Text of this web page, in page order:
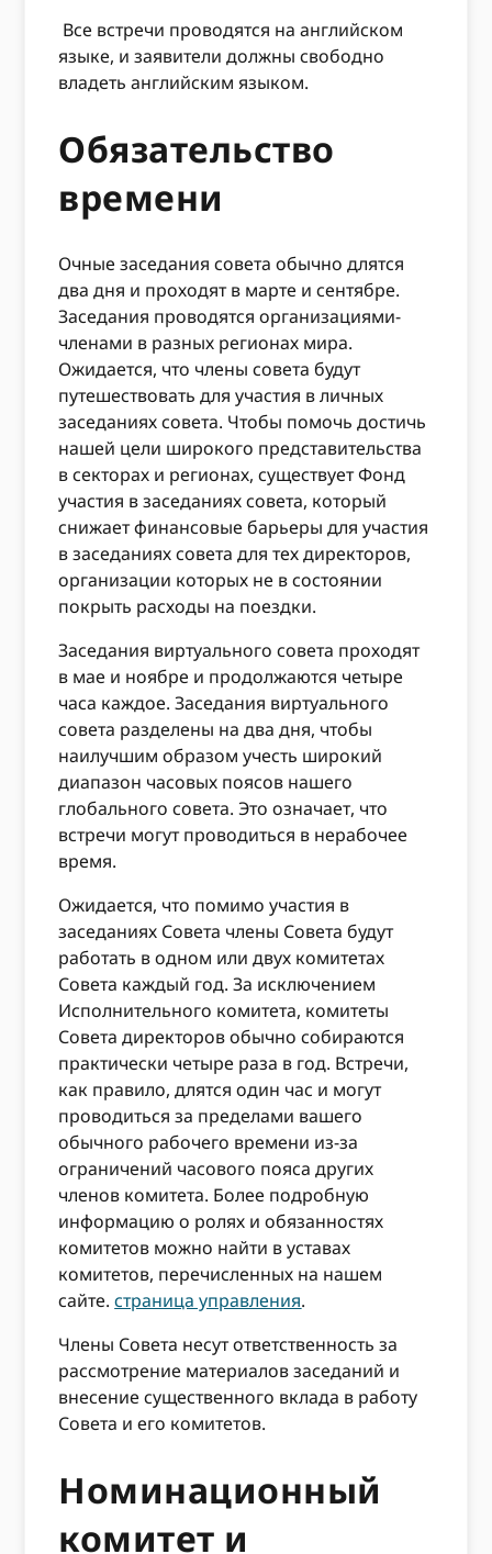
Все встречи проводятся на английском
языке, и заявители должны свободно
владеть английским языком.
Обязательство
времени
Очные заседания совета обычно длятся
два дня и проходят в марте и сентябре.
Заседания проводятся организациями-
членами в разных регионах мира.
Ожидается, что члены совета будут
путешествовать для участия в личных
заседаниях совета. Чтобы помочь достичь
нашей цели широкого представительства
в секторах и регионах, существует Фонд
участия в заседаниях совета, который
снижает финансовые барьеры для участия
в заседаниях совета для тех директоров,
организации которых не в состоянии
покрыть расходы на поездки.
Заседания виртуального совета проходят
в мае и ноябре и продолжаются четыре
часа каждое. Заседания виртуального
совета разделены на два дня, чтобы
наилучшим образом учесть широкий
диапазон часовых поясов нашего
глобального совета. Это означает, что
встречи могут проводиться в нерабочее
время.
Ожидается, что помимо участия в
заседаниях Совета члены Совета будут
работать в одном или двух комитетах
Совета каждый год. За исключением
Исполнительного комитета, комитеты
Совета директоров обычно собираются
практически четыре раза в год. Встречи,
как правило, длятся один час и могут
проводиться за пределами вашего
обычного рабочего времени из-за
ограничений часового пояса других
членов комитета. Более подробную
информацию о ролях и обязанностях
комитетов можно найти в уставах
комитетов, перечисленных на нашем
сайте.страница управления.
Члены Совета несут ответственность за
рассмотрение материалов заседаний и
внесение существенного вклада в работу
Совета и его комитетов.
Номинационный
комитет и